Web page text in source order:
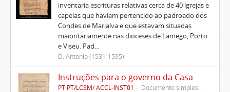
inventaria escrituras relativas cerca de 40 igrejas e
capelas que haviam pertencido ao padroado dos
Condes de Marialva e que estavam situadas
maioritariamente nas dioceses de Lamego, Porto
e Viseu. Pad...
D. António (1531-1595)
Instruções para o governo da Casa
PT PT/LCSM/ ACCL-INST01
Documento simples